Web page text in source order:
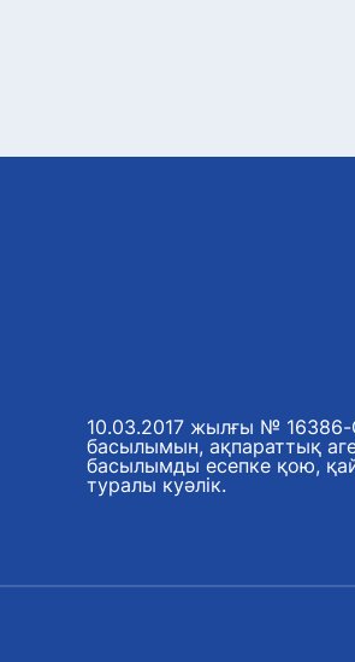
10.03.2017 жылғы № 16386-
басылымын, ақпараттық
басылымды есепке қою,
туралы куәлік.